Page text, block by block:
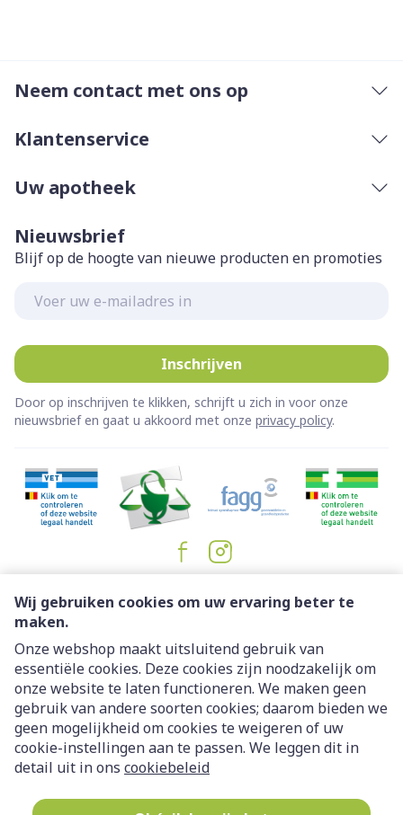
Wij gebruiken cookies om uw ervaring beter te
maken.
Onze webshop maakt uitsluitend gebruik van
essentiële cookies. Deze cookies zijn noodzakelijk om
onze website te laten functioneren. We maken geen
gebruik van andere soorten cookies; daarom bieden we
geen mogelijkheid om cookies te weigeren of uw
cookie-instellingen aan te passen. We leggen dit in
detail uit in ons cookiebeleid
Neem contact met ons op
Klantenservice
Uw apotheek
Nieuwsbrief
Blijf op de hoogte van nieuwe producten en promoties
Inschrijven
Door op inschrijven te klikken, schrijft u zich in voor onze
nieuwsbrief en gaat u akkoord met onze privacy policy.
Juridische links